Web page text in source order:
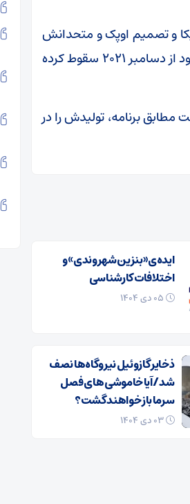
و تصمیم اوپک و متحدانش
در گروه اوپک پلاس برای افزایش سهمیه‌های تولید، به پایین‌ترین حد خود از دسامبر ۲۰۲۱ سقوط کرده
مطابق برنامه، تولیدش را در
ایده‌ی «بنزین شهروندی» و
اختلافات کارشناسی
ذخایر گازوئیل نیروگاه‌ها نصف
شد/ آیا خاموشی های فصل
سرما باز خواهند گشت؟
۰۳ دی ۱۴۰۴